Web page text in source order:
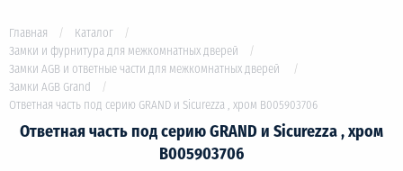
Главная
Каталог
Замки и фурнитура для межкомнатных дверей
Замки AGB и ответные части для межкомнатных дверей
Замки AGB Grand
Ответная часть под серию GRAND и Sicurezza , хром В005903706
Ответная часть под серию GRAND и Sicurezza , хром
В005903706